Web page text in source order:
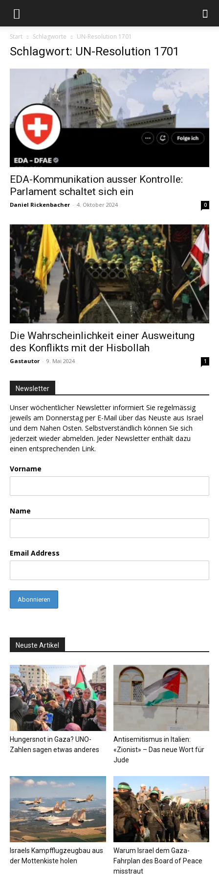
Start Schlagworte UN-Resolution 1701
Schlagwort: UN-Resolution 1701
EDA-Kommunikation ausser Kontrolle:
Parlament schaltet sich ein
Daniel Rickenbacher - 4. Oktober 2024 0
Die Wahrscheinlichkeit einer Ausweitung
des Konflikts mit der Hisbollah
Gastautor - 9. Mai 2024 1
Newsletter
Unser wöchentlicher Newsletter informiert Sie regelmässig
jeweils am Donnerstag per E-Mail über das Neuste aus Israel
und dem Nahen Osten. Selbstverständlich können Sie sich
jederzeit wieder abmelden. Jeder Newsletter enthält dazu
einen entsprechenden Link.
Vorname
Name
Email Address
Neuste Artikel
Hungersnot in Gaza? UNO-
Zahlen sagen etwas anderes
Antisemitismus in Italien:
«Zionist» – Das neue Wort für
Jude
Israels Kampfflugzeugbau aus
der Mottenkiste holen
Warum Israel dem Gaza-
Fahrplan des Board of Peace
misstraut